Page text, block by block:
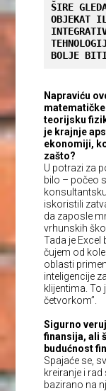
ŠIRE
OBJEKAT
BOLJE
Napraviću
teorijsku
je krajnje
ekonomiji,
zašto?
U potrazi za
bilo – počeo
iskoristili
da zaposle
vrhunskih
Tada je Excel
čujem od
oblasti
inteligencije
klijentima. To
četvorkom”.
Sigurno
finansija, ali
budućnost
Spajaće se,
kreiranje i
bazirano na